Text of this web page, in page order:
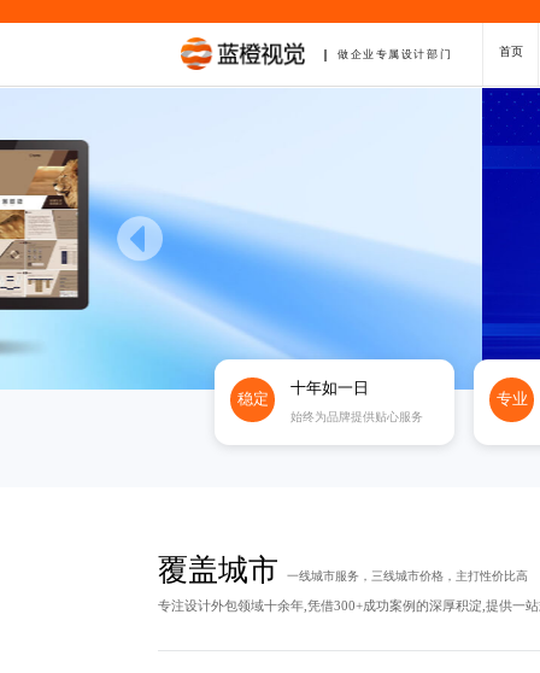
做企业专属设计部门 首页
稳定
十年如一日
始终为品牌提供贴心服务
专业
覆盖城市 一线城市服务，三线城市价格，主打性价比高
专注设计外包领域十余年,凭借300+成功案例的深厚积淀,提供一